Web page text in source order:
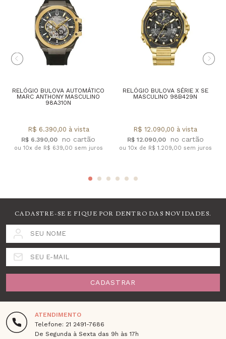
RELÓGIO BULOVA AUTOMÁTICO
MARC ANTHONY MASCULINO
98A310N
R$ 6.390,00
R$ 6.390,00 à vista
ou 10x de R$ 639,00 sem juros
RELÓGIO BULOVA SÉRIE X SE
MASCULINO 98B429N
R$ 12.090,00
R$ 12.090,00 à vista
ou 10x de R$ 1.209,00 sem juros
CADASTRE-SE E FIQUE POR DENTRO DAS NOVIDADES.
SEU NOME
SEU E-MAIL
CADASTRAR
ATENDIMENTO
Telefone: 21 2491-7686
De Segunda à Sexta das 9h às 17h